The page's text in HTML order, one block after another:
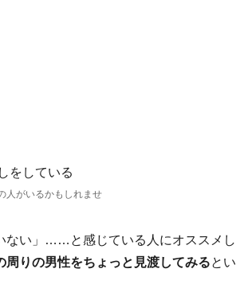
人がいるかもしれませ
ない」……と感じている人にオススメし
りの男性をちょっと見渡してみるとい